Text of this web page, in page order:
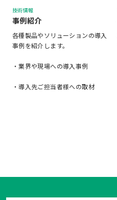
技術情報
事例紹介
各種製品やソリューションの導入
事例を紹介します。
・業界や現場への導入事例
・導入先ご担当者様への取材